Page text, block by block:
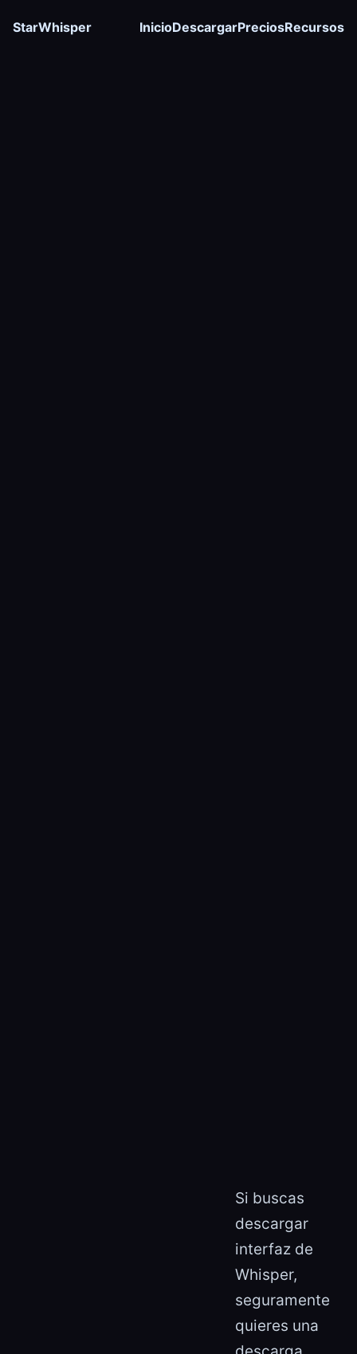
StarWhisper InicioDescargarPreciosRecursos
Si buscas
descargar
interfaz de
Whisper,
seguramente
quieres una